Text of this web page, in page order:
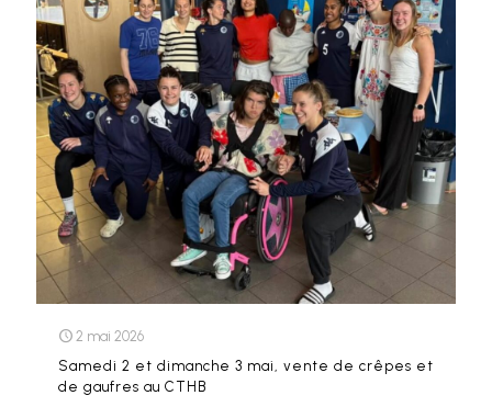
2 mai 2026
Samedi 2 et dimanche 3 mai, vente de crêpes et
de gaufres au CTHB